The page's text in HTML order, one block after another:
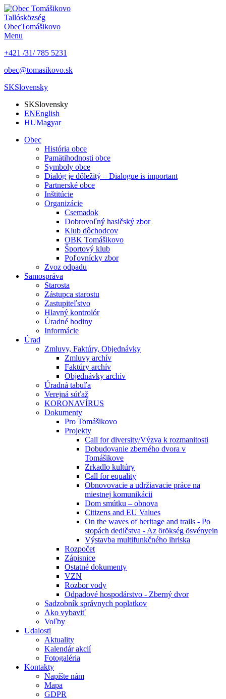
Tallósközség
ObecTomášikovo
Menu
+421 /31/ 785 5231
obec@tomasikovo.sk
SKSlovensky
SKSlovensky
ENEnglish
HUMagyar
Obec
História obce
Pamätihodnosti obce
Symboly obce
Dialóg je dôležitý – Dialogue is important
Partnerské obce
Inštitúcie
Organizácie
Csemadok
Dobrovoľný hasičský zbor
Klub dôchodcov
OBK Tomášikovo
Športový klub
Poľovnícky zbor
Zvoz odpadu
Samospráva
Starosta
Zástupca starostu
Zastupiteľstvo
Hlavný kontrolór
Úradné hodiny
Informácie
Úrad
Zmluvy, Faktúry, Objednávky
Zmluvy archív
Faktúry archív
Objednávky archív
Úradná tabuľa
Verejná súťaž
KORONAVÍRUS
Dokumenty
Pro Tomášikovo
Projekty
Call for diversity/Výzva k rozmanitosti
Dobudovanie zberného dvora v
Tomášikove
Zrkadlo kultúry
Call for equality
Obnovovacie a udržiavacie práce na
miestnej komunikácii
Dom smútku – obnova
Citizens and EU Values
On the waves of heritage and trails - Po
stopách dedičstva - Az örökség ösvényein
Výstavba multifunkčného ihriska
Rozpočet
Zápisnice
Ostatné dokumenty
VZN
Rozbor vody
Odpadové hospodárstvo - Zberný dvor
Sadzobník správnych poplatkov
Ako vybaviť
Voľby
Udalosti
Aktuality
Kalendár akcií
Fotogaléria
Kontakty
Napíšte nám
Mapa
GDPR